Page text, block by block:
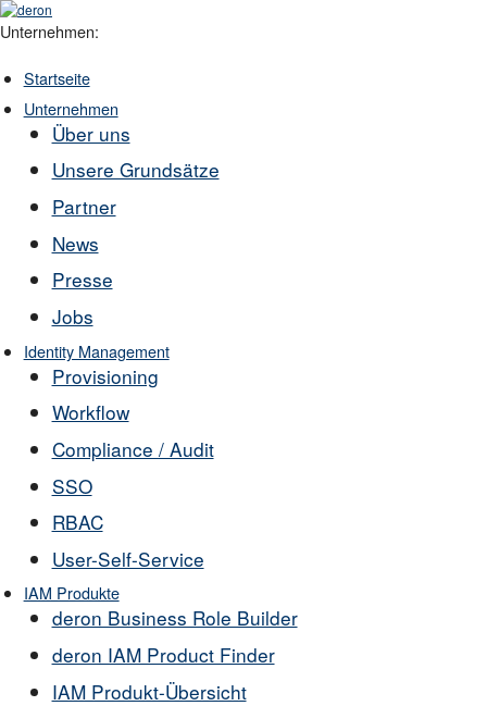
Unternehmen:
Startseite
Unternehmen
Über uns
Unsere Grundsätze
Partner
News
Presse
Jobs
Identity Management
Provisioning
Workflow
Compliance / Audit
SSO
RBAC
User-Self-Service
IAM Produkte
deron Business Role Builder
deron IAM Product Finder
IAM Produkt-Übersicht